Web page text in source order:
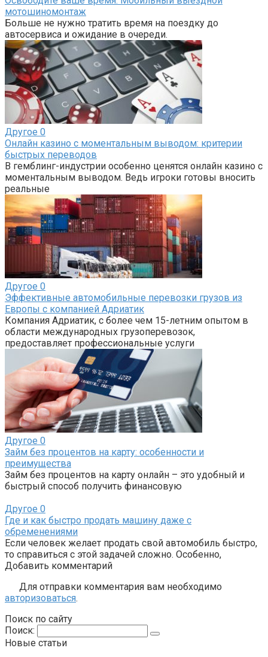
мотошиномонтаж
Больше не нужно тратить время на поездку до
автосервиса и ожидание в очереди.
Другое 0
Онлайн казино с моментальным выводом: критерии
быстрых переводов
В гемблинг-индустрии особенно ценятся онлайн казино с
моментальным выводом. Ведь игроки готовы вносить
реальные
Другое 0
Эффективные автомобильные перевозки грузов из
Европы с компанией Адриатик
Компания Адриатик, с более чем 15-летним опытом в
области международных грузоперевозок,
предоставляет профессиональные услуги
Другое 0
Займ без процентов на карту: особенности и
преимущества
Займ без процентов на карту онлайн – это удобный и
быстрый способ получить финансовую
Другое 0
Где и как быстро продать машину даже с
обременениями
Если человек желает продать свой автомобиль быстро,
то справиться с этой задачей сложно. Особенно,
Добавить комментарий
Для отправки комментария вам необходимо
авторизоваться.
Поиск по сайту
Поиск:
Новые статьи